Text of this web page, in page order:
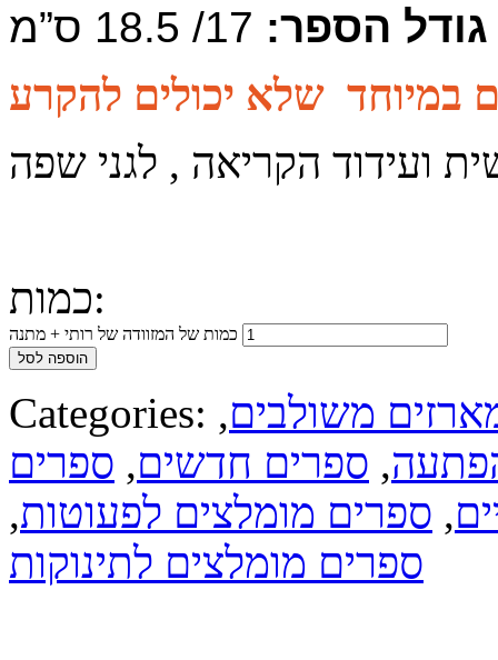
גודל הספר: 17/ 18.5 ס”מ
ועידוד הקריאה , לגני שפה
כמות:
כמות של המזוודה של רותי + מתנה
הוספה לסל
Categories: משולבים,
, ספרים חדשים, ספרים
, ספרים מומלצים לפעוטות,
ספרים מומלצים לתינוקות